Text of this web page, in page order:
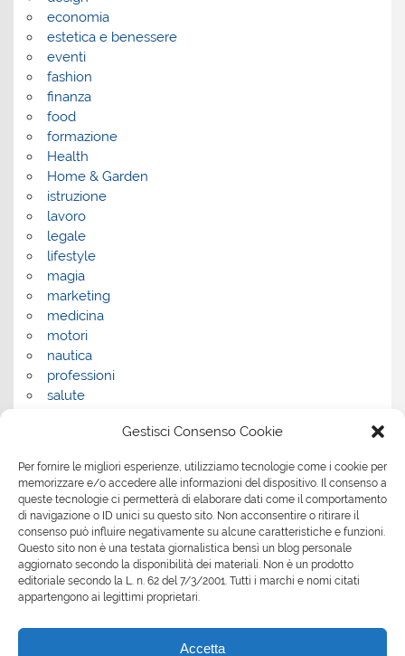
Gestisci Consenso Cookie
Per fornire le migliori esperienze, utilizziamo tecnologie come i cookie per
memorizzare e/o accedere alle informazioni del dispositivo. Il consenso a
queste tecnologie ci permetterà di elaborare dati come il comportamento
di navigazione o ID unici su questo sito. Non acconsentire o ritirare il
consenso può influire negativamente su alcune caratteristiche e funzioni.
Questo sito non è una testata giornalistica bensì un blog personale
aggiornato secondo la disponibilità dei materiali. Non è un prodotto
editoriale secondo la L. n. 62 del 7/3/2001. Tutti i marchi e nomi citati
appartengono ai legittimi proprietari.
Accetta
economia
estetica e benessere
eventi
fashion
finanza
food
formazione
Health
Home & Garden
istruzione
lavoro
legale
lifestyle
magia
marketing
medicina
motori
nautica
professioni
salute
servizi per le aziende
shopping
sport
Tech
tecnologia
travel
Uncategorized